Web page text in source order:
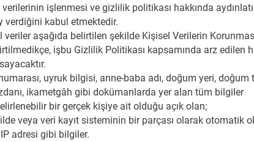
işlenmesi ve gizlilik politikası hakkında
verdiğini kabul etmektedir.
aşağıda belirtilen şekilde Kişisel Verilerin
işbu Gizlilik Politikası kapsamında arz edilen
uyruk bilgisi, anne-baba adı, doğum yeri, doğum
ikametgâh gibi dokümanlarda yer alan tüm bilgiler
bir gerçek kişiye ait olduğu açık olan;
veya veri kayıt sisteminin bir parçası olarak otomatik
adresi gibi bilgiler.